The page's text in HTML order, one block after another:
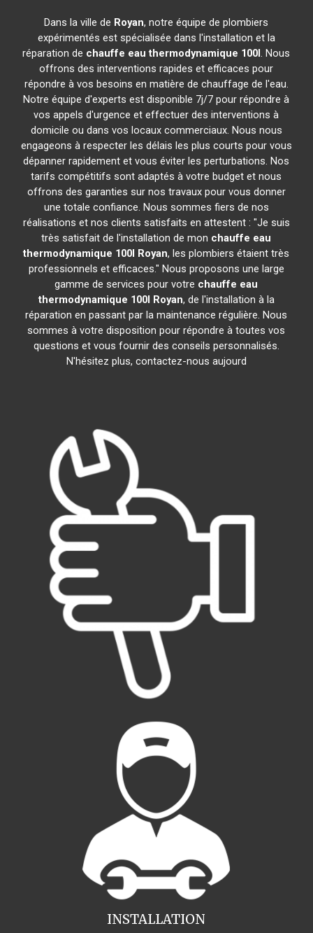
Dans la ville de Royan, notre équipe de plombiers
expérimentés est spécialisée dans l'installation et la
réparation de chauffe eau thermodynamique 100l. Nous
offrons des interventions rapides et efficaces pour
répondre à vos besoins en matière de chauffage de l'eau.
Notre équipe d'experts est disponible 7j/7 pour répondre à
vos appels d'urgence et effectuer des interventions à
domicile ou dans vos locaux commerciaux. Nous nous
engageons à respecter les délais les plus courts pour vous
dépanner rapidement et vous éviter les perturbations. Nos
tarifs compétitifs sont adaptés à votre budget et nous
offrons des garanties sur nos travaux pour vous donner
une totale confiance. Nous sommes fiers de nos
réalisations et nos clients satisfaits en attestent : "Je suis
très satisfait de l'installation de mon chauffe eau
thermodynamique 100l Royan, les plombiers étaient très
professionnels et efficaces." Nous proposons une large
gamme de services pour votre chauffe eau
thermodynamique 100l Royan, de l'installation à la
réparation en passant par la maintenance régulière. Nous
sommes à votre disposition pour répondre à toutes vos
questions et vous fournir des conseils personnalisés.
N'hésitez plus, contactez-nous aujourd
INSTALLATION